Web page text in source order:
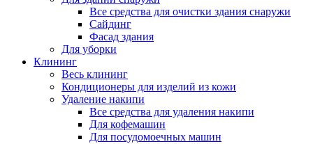
Все средства для очистки здания снаружи
Сайдинг
Фасад здания
Для уборки
Клининг
Весь клининг
Кондиционеры для изделий из кожи
Удаление накипи
Все средства для удаления накипи
Для кофемашин
Для посудомоечных машин